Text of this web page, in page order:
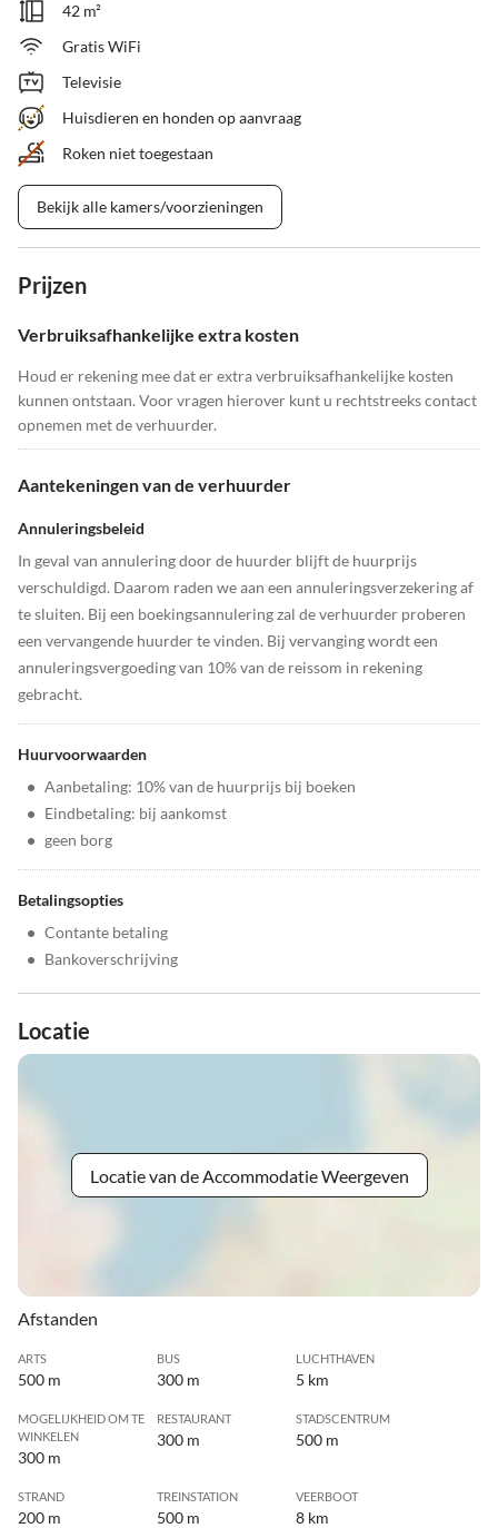
42 m²
Gratis WiFi
Televisie
Huisdieren en honden op aanvraag
Roken niet toegestaan
Bekijk alle kamers/voorzieningen
Prijzen
Verbruiksafhankelijke extra kosten
Houd er rekening mee dat er extra verbruiksafhankelijke kosten
kunnen ontstaan. Voor vragen hierover kunt u rechtstreeks contact
opnemen met de verhuurder.
Aantekeningen van de verhuurder
Annuleringsbeleid
In geval van annulering door de huurder blijft de huurprijs
verschuldigd. Daarom raden we aan een annuleringsverzekering af
te sluiten. Bij een boekingsannulering zal de verhuurder proberen
een vervangende huurder te vinden. Bij vervanging wordt een
annuleringsvergoeding van 10% van de reissom in rekening
gebracht.
Huurvoorwaarden
• Aanbetaling: 10% van de huurprijs bij boeken
• Eindbetaling: bij aankomst
• geen borg
Betalingsopties
• Contante betaling
• Bankoverschrijving
Locatie
Locatie van de Accommodatie Weergeven
Afstanden
ARTS
500 m
BUS
300 m
LUCHTHAVEN
5 km
MOGELIJKHEID OM TE
WINKELEN
300 m
RESTAURANT
300 m
STADSCENTRUM
500 m
STRAND
200 m
TREINSTATION
500 m
VEERBOOT
8 km